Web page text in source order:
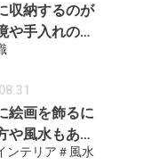
収納するのが
や手入れの方
絵画を飾るに
や風水もあわ
ンテリア ＃風水